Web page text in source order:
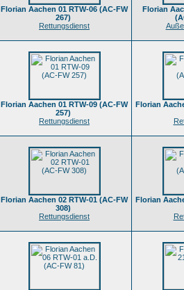
Florian Aachen 01 RTW-06 (AC-FW
267)
Rettungsdienst
Florian
Florian Aachen 01 RTW-09 (AC-FW
257)
Rettungsdienst
Florian
Florian Aachen 02 RTW-01 (AC-FW
308)
Rettungsdienst
Florian